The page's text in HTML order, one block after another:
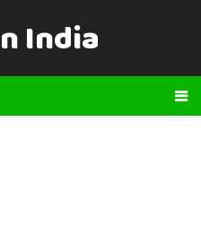
India